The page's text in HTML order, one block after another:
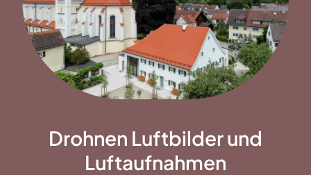
Drohnen Luftbilder und
Luftaufnahmen